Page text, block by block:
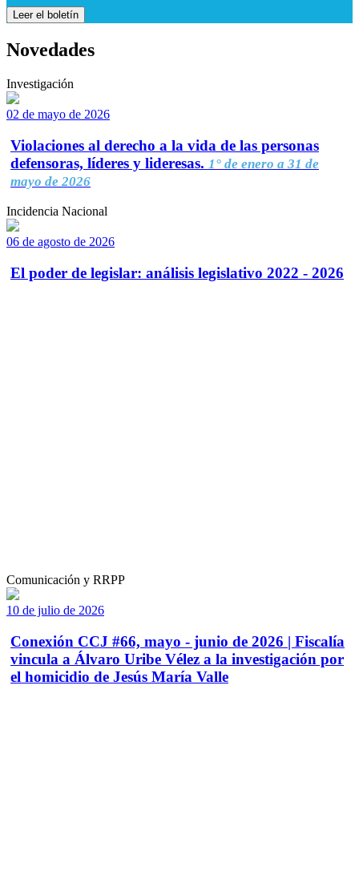
Leer el boletín
Novedades
Investigación
02 de mayo de 2026
Violaciones al derecho a la vida de las personas
defensoras, líderes y lideresas. 1° de enero a 31 de
mayo de 2026
Incidencia Nacional
06 de agosto de 2026
El poder de legislar: análisis legislativo 2022 - 2026
Comunicación y RRPP
10 de julio de 2026
Conexión CCJ #66, mayo - junio de 2026 | Fiscalía
vincula a Álvaro Uribe Vélez a la investigación por
el homicidio de Jesús María Valle